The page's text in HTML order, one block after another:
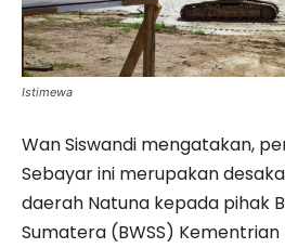
Istimewa
Wan Siswandi mengatakan,
Sebayar ini merupakan
daerah Natuna kepada pihak
Sumatera (BWSS)